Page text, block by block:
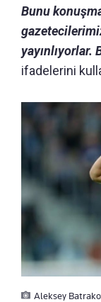
Bunu
yayınlıyorlar.
ifadelerini
Aleksey